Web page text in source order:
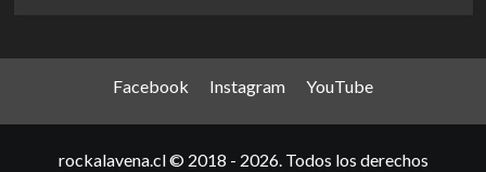
Facebook Instagram YouTube
rockalavena.cl © 2018 - 2026. Todos los derechos